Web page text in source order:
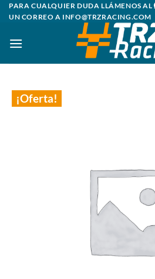
Saltar
PARA CUALQUIER DUDA LLÁMENOS AL
UN CORREO A INFO@TRZRACING.COM
¡Oferta!